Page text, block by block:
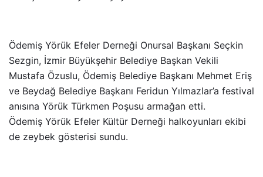
Ödemiş Yörük Efeler Derneği Onursal Başkanı Seçkin
Sezgin, İzmir Büyükşehir Belediye Başkan Vekili
Mustafa Özuslu, Ödemiş Belediye Başkanı Mehmet Eriş
ve Beydağ Belediye Başkanı Feridun Yılmazlar’a festival
anısına Yörük Türkmen Poşusu armağan etti.
Ödemiş Yörük Efeler Kültür Derneği halkoyunları ekibi
de zeybek gösterisi sundu.